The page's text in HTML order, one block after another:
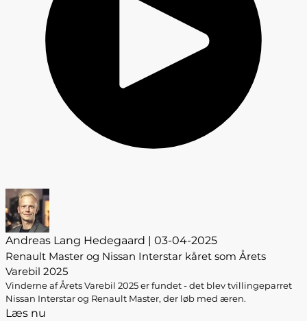
Andreas Lang Hedegaard | 03-04-2025
Renault Master og Nissan Interstar kåret som Årets
Varebil 2025
Vinderne af Årets Varebil 2025 er fundet - det blev tvillingeparret
Nissan Interstar og Renault Master, der løb med æren.
Læs nu